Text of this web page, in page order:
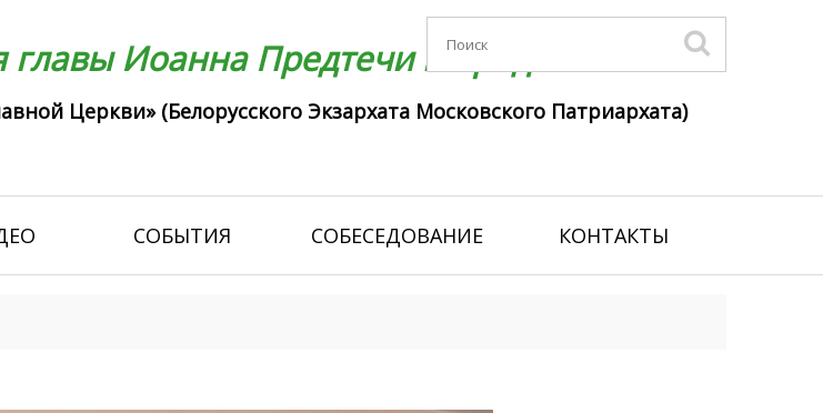
Иоанна Предтечи г. Гродно
Церкви» (Белорусского Экзархата Московского Патриархата)
СОБЫТИЯ СОБЕСЕДОВАНИЕ КОНТАКТЫ